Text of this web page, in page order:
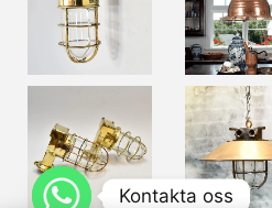
Kontakta oss